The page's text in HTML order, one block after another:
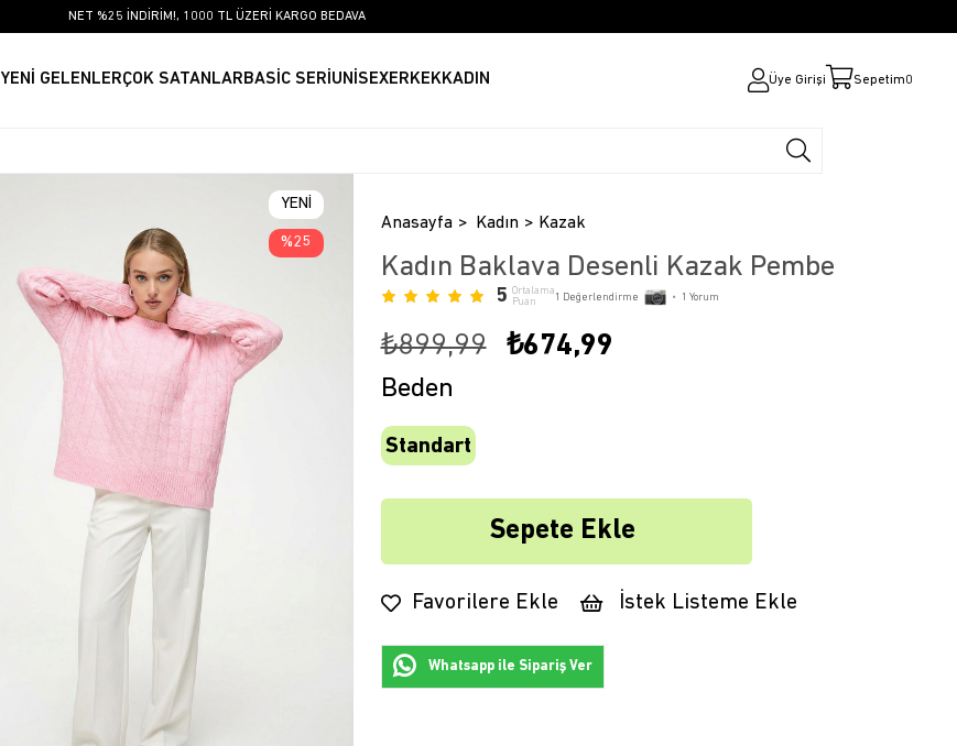
NET %25 İNDİRİM!, 1000 TL ÜZERİ KARGO BEDAVA
YENİ GELENLERÇOK SATANLARBASİC SERİ UNİSEXERKEKKADIN Üye Girişi Sepetim0
YENI
ÜRÜN
25
Anasayfa Kadın Kazak
Kadın Baklava Desenli Kazak Pembe
5 Ortalama
Puan
1 Değerlendirme • 1 Yorum
₺899,99 ₺674,99
Beden
Standart
Favorilere Ekle İstek Listeme Ekle
Whatsapp ile Sipariş Ver